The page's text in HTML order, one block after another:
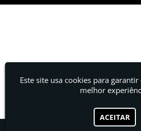
Este site usa cookies para
melhor
ACEITAR